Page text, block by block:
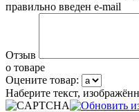
правильно введен e-mail
Отзыв
о товаре
Оцените товар:
Наберите текст,